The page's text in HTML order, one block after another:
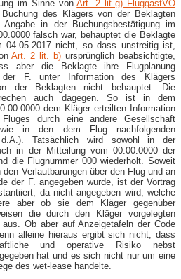
im Sinne vonArt. 2 lit g) FluggastVO
des Klägers von der Beklagten
in der Buchungsbestätigung im
falsch war, behauptet die Beklagte
nicht, so dass unstreitig ist,
Art. 2 lit. b) ursprünglich beabsichtigte,
aber die Beklagte ihre Flugplanung
F. unter Information des Klägers
der Beklagten nicht behauptet. Die
auch dagegen. So ist in dem
dem Kläger erteilten Information
durch eine andere Gesellschaft
in den dem Flug nachfolgenden
Tatsächlich wird sowohl in der
in der Mitteilung vom 00.00.0000 der
die Flugnummer 000 wiederholt. Soweit
Verlautbarungen über den Flug und an
der F. angegeben wurde, ist der Vortrag
da nicht angegeben wird, welche
aber ob sie dem Kläger gegenüber
die durch den Kläger vorgelegten
aus. Ob aber auf Anzeigetafeln der Code
alleine hieraus ergibt sich nicht, dass
und operative Risiko nebst
hat und es sich nicht nur um eine
des wet-lease handelte.